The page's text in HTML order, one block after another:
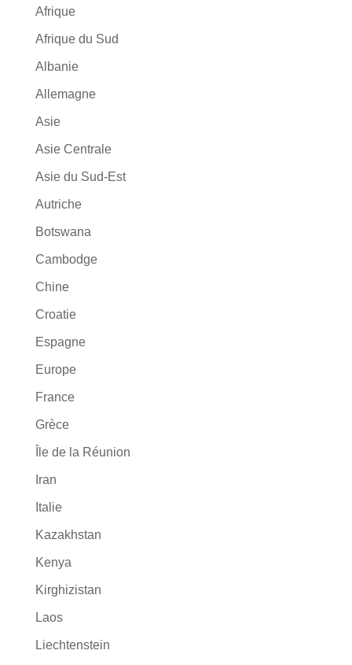
Afrique
Afrique du Sud
Albanie
Allemagne
Asie
Asie Centrale
Asie du Sud-Est
Autriche
Botswana
Cambodge
Chine
Croatie
Espagne
Europe
France
Grèce
Île de la Réunion
Iran
Italie
Kazakhstan
Kenya
Kirghizistan
Laos
Liechtenstein